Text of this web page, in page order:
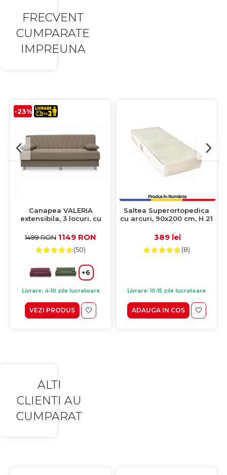
FRECVENT
CUMPARATE
IMPREUNA
-23%
Canapea VALERIA
extensibila, 3 locuri, cu
cappuccino, 190x82x83 cm
1499 RON 1149 RON
(50)
+6
Livrare: 4-10 zile lucratoare
VEZI PRODUS
Saltea Superortopedica
cu arcuri, 90x200 cm, H 21
cm, fata vara/fata iarna,
crem
389 lei
(8)
Livrare: 10-15 zile lucratoare
ADAUGA IN COS
ALTI
CLIENTI AU
CUMPARAT